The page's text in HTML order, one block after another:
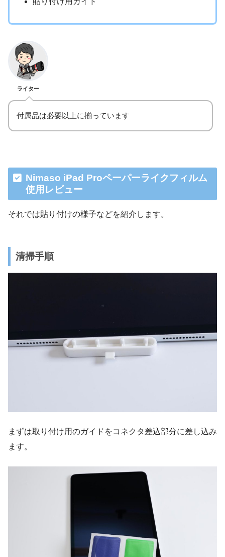
ライター
付属品は必要以上に揃っています
Nimaso iPad Proペーパーライクフィルム
使用レビュー
それでは貼り付けの様子などを紹介します。
清掃手順
まずは取り付け用のガイドをコネクタ差込部分に差し込み
ます。